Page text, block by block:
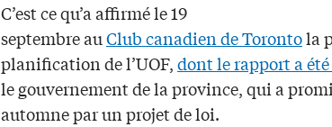
C’est ce qu’a affirmé le 19
septembre auClub canadien de Torontola
planification de l’UOF,dont le rapport a
le gouvernement de la province, qui a
automne par un projet de loi.